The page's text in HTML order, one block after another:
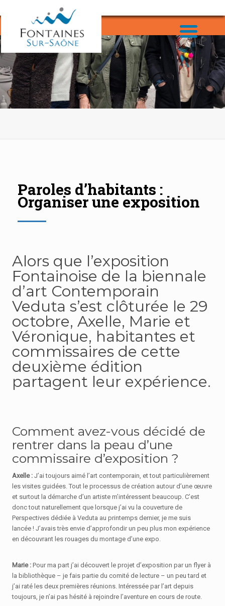
Paroles d’habitants :
Organiser une exposition
Alors que l’exposition
Fontainoise de la biennale
d’art Contemporain
Veduta s’est clôturée le 29
octobre, Axelle, Marie et
Véronique, habitantes et
commissaires de cette
deuxième édition
partagent leur expérience.
Comment avez-vous décidé de
rentrer dans la peau d’une
commissaire d’exposition ?
Axelle : J’ai toujours aimé l’art contemporain, et tout particulièrement
les visites guidées. Tout le processus de création autour d’une œuvre
et surtout la démarche d’un artiste m’intéressent beaucoup. C’est
donc tout naturellement que lorsque j’ai vu la couverture de
Perspectives dédiée à Veduta au printemps dernier, je me suis
lancée ! J’avais très envie d’approfondir un peu plus mon expérience
en découvrant les rouages du montage d’une expo.
Marie :Pour ma part j’ai découvert le projet d’exposition par un flyer à
la bibliothèque – je fais partie du comité de lecture – un peu tard et
j’ai raté les deux premières réunions. Intéressée par l’art depuis
toujours, je n’ai pas hésité à rejoindre l’aventure en cours de route.